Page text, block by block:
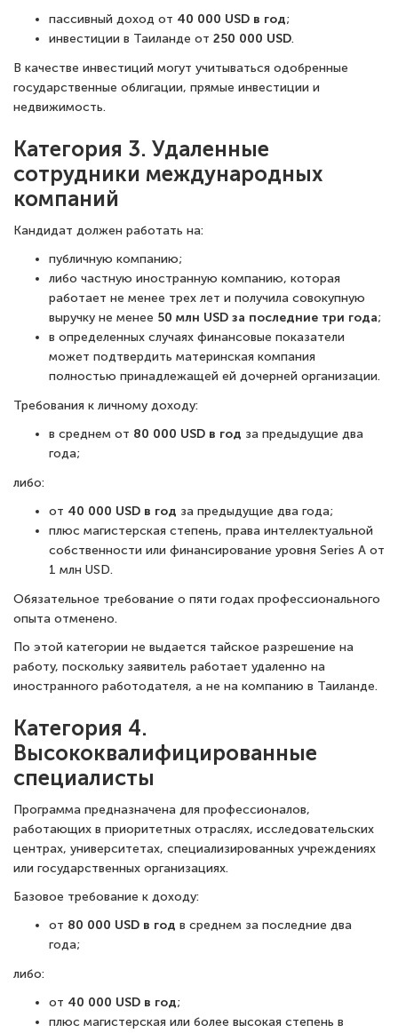
пассивный доход от 40 000 USD в год;
инвестиции в Таиланде от 250 000 USD.
В качестве инвестиций могут учитываться одобренные
государственные облигации, прямые инвестиции и
недвижимость.
Категория 3. Удаленные
сотрудники международных
компаний
Кандидат должен работать на:
публичную компанию;
либо частную иностранную компанию, которая
работает не менее трех лет и получила совокупную
выручку не менее 50 млн USD за последние три года;
в определенных случаях финансовые показатели
может подтвердить материнская компания
полностью принадлежащей ей дочерней организации.
Требования к личному доходу:
в среднем от 80 000 USD в год за предыдущие два
года;
либо:
от 40 000 USD в год за предыдущие два года;
плюс магистерская степень, права интеллектуальной
собственности или финансирование уровня Series A от
1 млн USD.
Обязательное требование о пяти годах профессионального
опыта отменено.
По этой категории не выдается тайское разрешение на
работу, поскольку заявитель работает удаленно на
иностранного работодателя, а не на компанию в Таиланде.
Категория 4.
Высококвалифицированные
специалисты
Программа предназначена для профессионалов,
работающих в приоритетных отраслях, исследовательских
центрах, университетах, специализированных учреждениях
или государственных организациях.
Базовое требование к доходу:
от 80 000 USD в год в среднем за последние два
года;
либо:
от 40 000 USD в год;
плюс магистерская или более высокая степень в